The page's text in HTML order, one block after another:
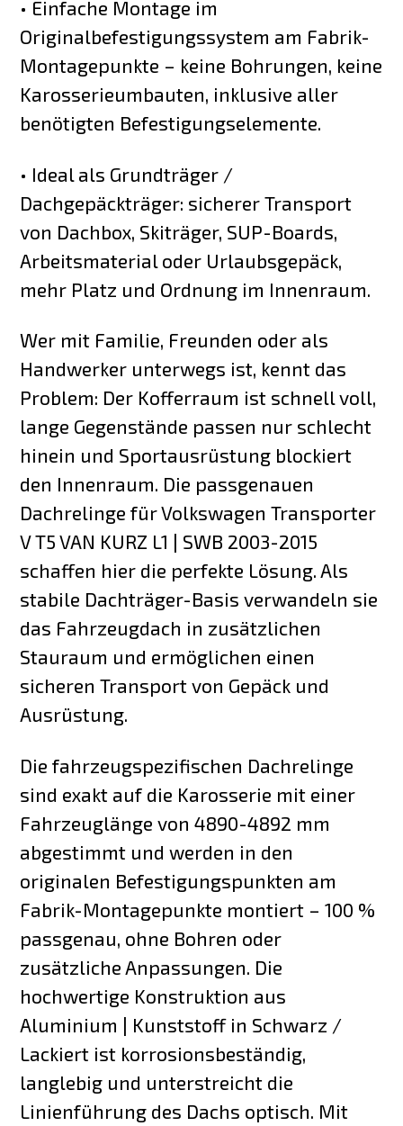
• Einfache Montage im
Originalbefestigungssystem am Fabrik-
Montagepunkte – keine Bohrungen, keine
Karosserieumbauten, inklusive aller
benötigten Befestigungselemente.
• Ideal als Grundträger /
Dachgepäckträger: sicherer Transport
von Dachbox, Skiträger, SUP-Boards,
Arbeitsmaterial oder Urlaubsgepäck,
mehr Platz und Ordnung im Innenraum.
Wer mit Familie, Freunden oder als
Handwerker unterwegs ist, kennt das
Problem: Der Kofferraum ist schnell voll,
lange Gegenstände passen nur schlecht
hinein und Sportausrüstung blockiert
den Innenraum. Die passgenauen
Dachrelinge für Volkswagen Transporter
V T5 VAN KURZ L1 | SWB 2003-2015
schaffen hier die perfekte Lösung. Als
stabile Dachträger-Basis verwandeln sie
das Fahrzeugdach in zusätzlichen
Stauraum und ermöglichen einen
sicheren Transport von Gepäck und
Ausrüstung.
Die fahrzeugspezifischen Dachrelinge
sind exakt auf die Karosserie mit einer
Fahrzeuglänge von 4890-4892 mm
abgestimmt und werden in den
originalen Befestigungspunkten am
Fabrik-Montagepunkte montiert – 100 %
passgenau, ohne Bohren oder
zusätzliche Anpassungen. Die
hochwertige Konstruktion aus
Aluminium | Kunststoff in Schwarz /
Lackiert ist korrosionsbeständig,
langlebig und unterstreicht die
Linienführung des Dachs optisch. Mit